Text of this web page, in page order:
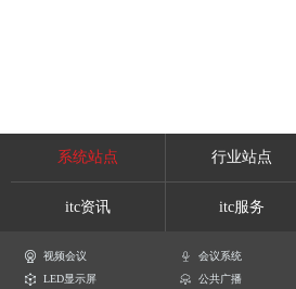
系统站点 行业站点
itc资讯 itc服务
视频会议 会议系统
LED显示屏
公共广播